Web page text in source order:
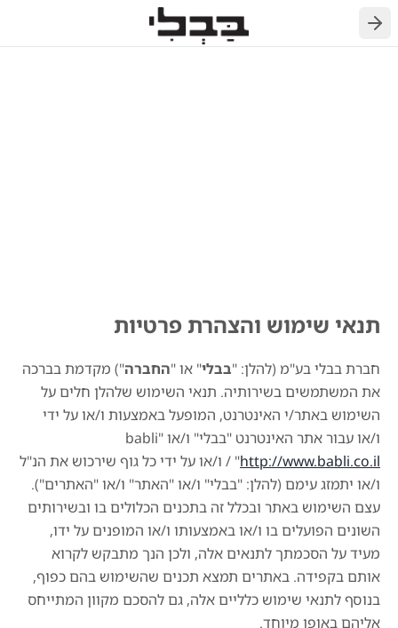
חזרה
תנאי שימוש והצהרת פרטיות
חברת בבלי בע"מ (להלן: "בבלי" או "החברה") מקדמת בברכה
את המשתמשים בשירותיה. תנאי השימוש שלהלן חלים על
השימוש באתר/י האינטרנט, המופעל באמצעות ו/או על ידי
ו/או עבור אתר האינטרנט "בבלי" ו/או babli"
http://www.babli.co.il" / ו/או על ידי כל גוף שירכוש את הנ"ל
ו/או יתמזג עימם (להלן: "בבלי" ו/או "האתר" ו/או "האתרים").
עצם השימוש באתר ובכלל זה בתכנים הכלולים בו ובשירותים
השונים הפועלים בו ו/או באמצעותו ו/או המופנים על ידו,
מעיד על הסכמתך לתנאים אלה, ולכן הנך מתבקש לקרוא
אותם בקפידה. באתרים תמצא תכנים שהשימוש בהם כפוף,
בנוסף לתנאי שימוש כלליים אלה, גם להסכם מקוון המתייחס
אליהם באופן מיוחד.